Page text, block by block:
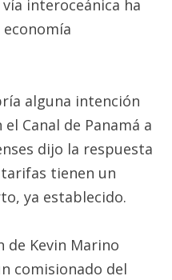
interoceánica ha
alguna intención
Canal de Panamá a
dijo la respuesta
tienen un
ya establecido.
de Kevin Marino
comisionado del